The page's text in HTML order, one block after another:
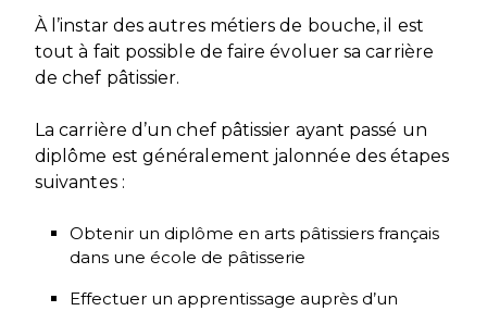
À l’instar des autres métiers de bouche, il est
tout à fait possible de faire évoluer sa carrière
de chef pâtissier.
La carrière d’un chef pâtissier ayant passé un
diplôme est généralement jalonnée des étapes
suivantes :
Obtenir un diplôme en arts pâtissiers français
dans une école de pâtisserie
Effectuer un apprentissage auprès d’un